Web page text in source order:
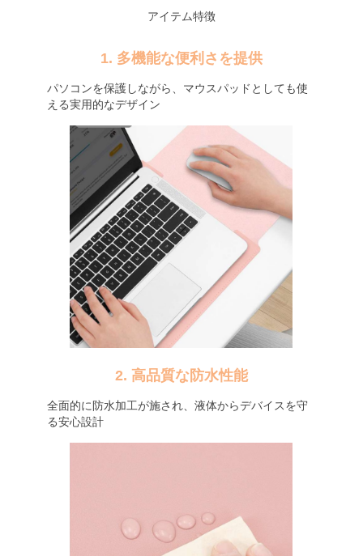
アイテム特徴
1. 多機能な便利さを提供
パソコンを保護しながら、マウスパッドとしても使
える実用的なデザイン
2. 高品質な防水性能
全面的に防水加工が施され、液体からデバイスを守
る安心設計